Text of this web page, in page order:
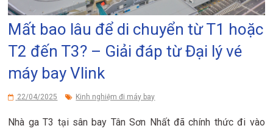
Mất bao lâu để di chuyển từ T1 hoặc
T2 đến T3? – Giải đáp từ Đại lý vé
máy bay Vlink
22/04/2025 Kinh nghiệm đi máy bay
Nhà ga T3 tại sân bay Tân Sơn Nhất đã chính thức đi vào